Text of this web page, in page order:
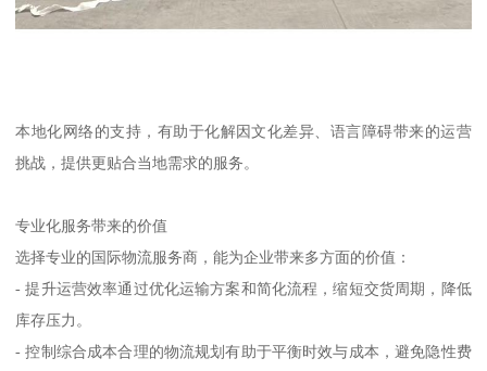
本地化网络的支持，有助于化解因文化差异、语言障碍带来的运营
挑战，提供更贴合当地需求的服务。
专业化服务带来的价值
选择专业的国际物流服务商，能为企业带来多方面的价值：
- 提升运营效率通过优化运输方案和简化流程，缩短交货周期，降低
库存压力。
- 控制综合成本合理的物流规划有助于平衡时效与成本，避免隐性费